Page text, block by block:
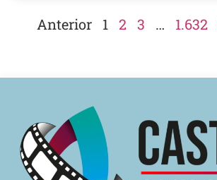
Anterior 1 2 3 … 1.632